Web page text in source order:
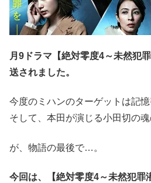
月9ドラマ【絶対零度4～未然犯
送されました。
今度のミハンのターゲットは記
そして、本田が演じる小田切の
が、物語の最後で…。
今回は、【絶対零度4～未然犯罪